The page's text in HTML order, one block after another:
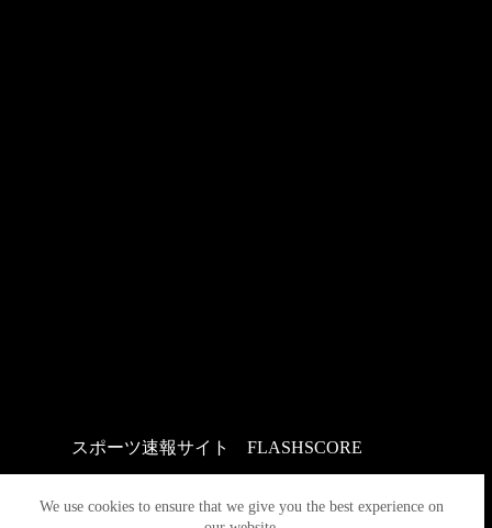
We use cookies to ensure that we give you the best experience on
スポーツ速報サイト FLASHSCORE